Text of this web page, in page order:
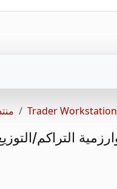
Trader Workstation